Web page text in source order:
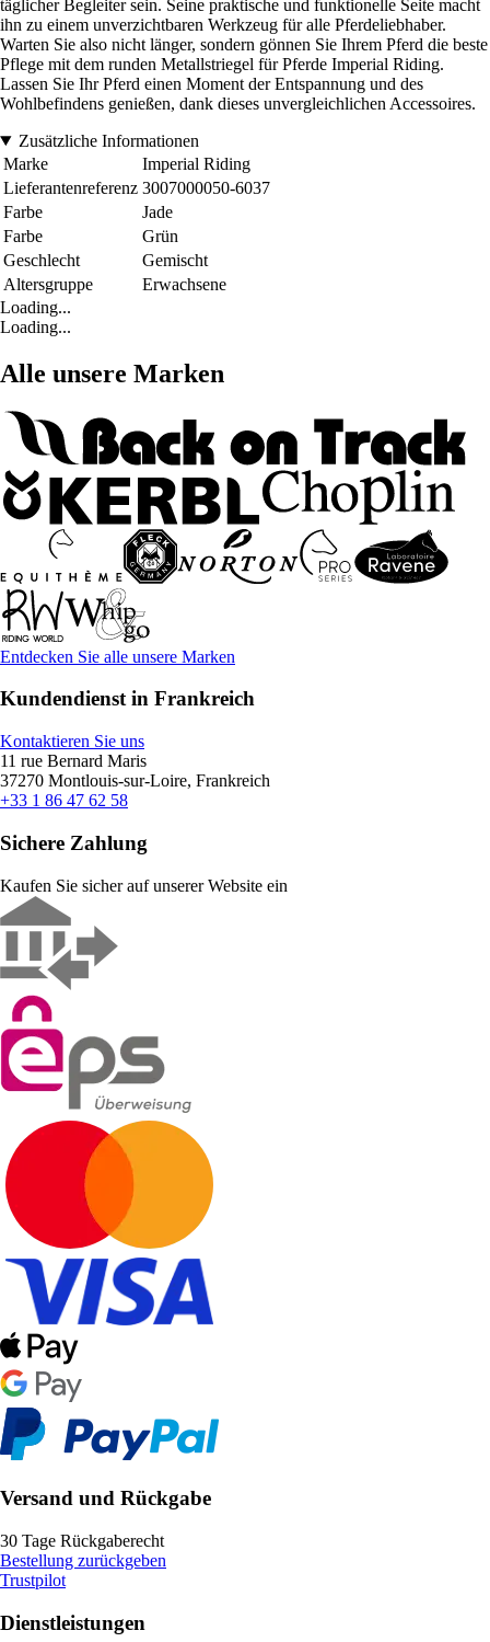
täglicher Begleiter sein. Seine praktische und funktionelle Seite macht
ihn zu einem unverzichtbaren Werkzeug für alle Pferdeliebhaber.
Warten Sie also nicht länger, sondern gönnen Sie Ihrem Pferd die beste
Pflege mit dem runden Metallstriegel für Pferde Imperial Riding.
Lassen Sie Ihr Pferd einen Moment der Entspannung und des
Wohlbefindens genießen, dank dieses unvergleichlichen Accessoires.
Zusätzliche Informationen
Marke
Imperial Riding
Lieferantenreferenz 3007000050-6037
Farbe
Jade
Farbe
Grün
Geschlecht
Gemischt
Altersgruppe
Erwachsene
Loading...
Loading...
Alle unsere Marken
Entdecken Sie alle unsere Marken
Kundendienst in Frankreich
Kontaktieren Sie uns
11 rue Bernard Maris
37270 Montlouis-sur-Loire, Frankreich
+33 1 86 47 62 58
Sichere Zahlung
Kaufen Sie sicher auf unserer Website ein
Versand und Rückgabe
30 Tage Rückgaberecht
Bestellung zurückgeben
Trustpilot
Dienstleistungen